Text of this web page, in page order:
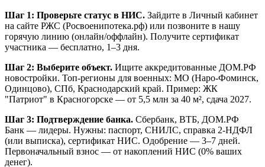
Шаг 1: Проверьте статус в НИС. Зайдите в Личный кабинет
на сайте РЖС (Росвоенипотека.рф) или позвоните в нашу
горячую линию (онлайн/оффлайн). Получите сертификат
участника — бесплатно, 1–3 дня.
Шаг 2: Выберите объект. Ищите аккредитованные ДОМ.РФ
новостройки. Топ-регионы для военных: МО (Наро-Фоминск,
Одинцово), СПб, Краснодарский край. Пример: ЖК
"Патриот" в Красногорске — от 5,5 млн за 40 м², сдача 2027.
Шаг 3: Подтверждение банка. Сбербанк, ВТБ, ДОМ.РФ
Банк — лидеры. Нужны: паспорт, СНИЛС, справка 2-НДФЛ
(или выписка), сертификат НИС. Одобрение — 3–7 дней.
Первоначальный взнос — от накоплений НИС (0% ваших
денег).